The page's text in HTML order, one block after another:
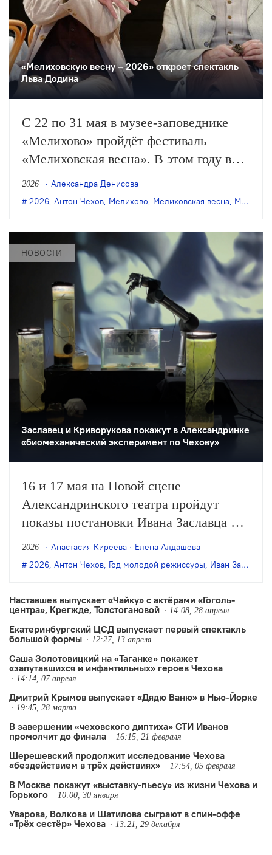
«Мелиховскую весну – 2026» откроет спектакль
Льва Додина
С 22 по 31 мая в музее-заповеднике
«Мелихово» пройдёт фестиваль
«Мелиховская весна». В этом году в
программу вошли постановки из
России, Беларуси, Казахстана, Сербии,
Спектаклем открытия станет «Дядя
Ваня» Малого драматического театра –
Театра Европы.
2026
Александра Денисова
2026, Антон Чехов, Мелихово, Мелиховская весна, Михаил Булгаков
НОВОСТИ
Заславец и Криворукова покажут в Александринке
«биомеханический эксперимент по Чехову»
16 и 17 мая на Новой сцене
Александринского театра пройдут
показы постановки Ивана Заславца и
Иры Криворуковой «Три сестры.
Грибная версия». Работа была создана
будущего» и станет частью фестиваля
«На нечётной стороне. Новая XIII».
2026 Анастасия Киреева
Елена Алдашева
2026, Антон Чехов, Год молодой режиссуры, Иван Заславец
Наставшев выпускает «Чайку» с актёрами «Гоголь-
центра», Крегжде, Толстогановой
14:08, 28 апреля
Екатеринбургский ЦСД выпускает первый спектакль
большой формы
12:27, 13 апреля
Саша Золотовицкий на «Таганке» покажет
«запутавшихся и инфантильных» героев Чехова
14:14, 07 апреля
Дмитрий Крымов выпускает «Дядю Ваню» в Нью-Йорке
19:45, 28 марта
В завершении «чеховского диптиха» СТИ Иванов
промолчит до финала
16:15, 21 февраля
Шерешевский продолжит исследование Чехова
«бездействием в трёх действиях»
17:54, 05 февраля
В Москве покажут «выставку-пьесу» из жизни Чехова и
Горького
10:00, 30 января
Уварова, Волкова и Шатилова сыграют в спин-оффе
«Трёх сестёр» Чехова
13:21, 29 декабря